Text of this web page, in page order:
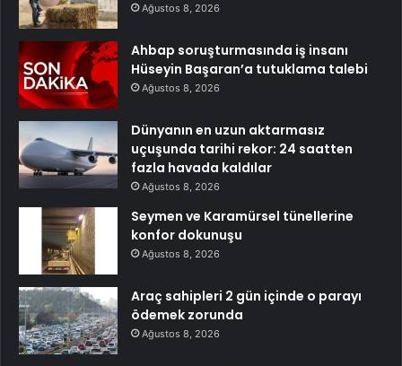
Ağustos 8, 2026
Ahbap soruşturmasında iş insanı
Hüseyin Başaran’a tutuklama talebi
Ağustos 8, 2026
Dünyanın en uzun aktarmasız
uçuşunda tarihi rekor: 24 saatten
fazla havada kaldılar
Ağustos 8, 2026
Seymen ve Karamürsel tünellerine
konfor dokunuşu
Ağustos 8, 2026
Araç sahipleri 2 gün içinde o parayı
ödemek zorunda
Ağustos 8, 2026